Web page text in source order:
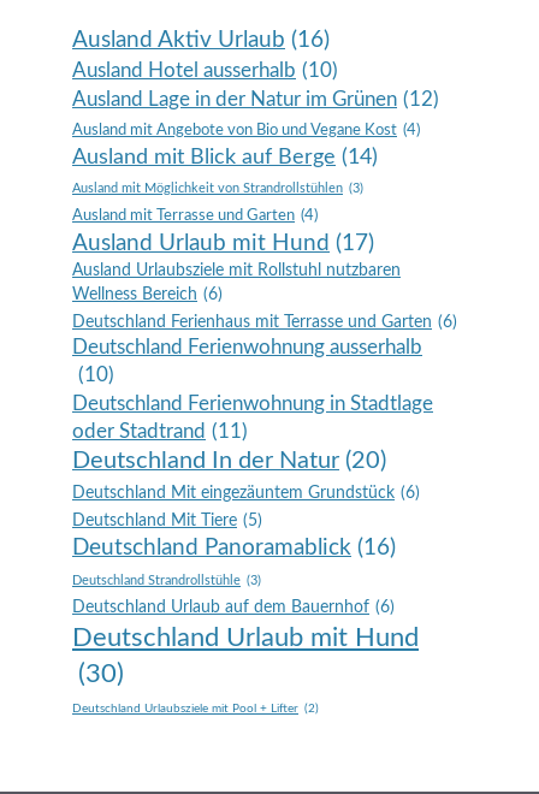
Ausland Aktiv Urlaub (16)
Ausland Hotel ausserhalb (10)
Ausland Lage in der Natur im Grünen (12)
Ausland mit Angebote von Bio und Vegane Kost (4)
Ausland mit Blick auf Berge (14)
Ausland mit Möglichkeit von Strandrollstühlen (3)
Ausland mit Terrasse und Garten (4)
Ausland Urlaub mit Hund (17)
Ausland Urlaubsziele mit Rollstuhl nutzbaren
Wellness Bereich (6)
Deutschland Ferienhaus mit Terrasse und Garten (6)
Deutschland Ferienwohnung ausserhalb
(10)
Deutschland Ferienwohnung in Stadtlage
oder Stadtrand (11)
Deutschland In der Natur (20)
Deutschland Mit eingezäuntem Grundstück (6)
Deutschland Mit Tiere (5)
Deutschland Panoramablick (16)
Deutschland Strandrollstühle (3)
Deutschland Urlaub auf dem Bauernhof (6)
Deutschland Urlaub mit Hund
(30)
Deutschland Urlaubsziele mit Pool + Lifter (2)